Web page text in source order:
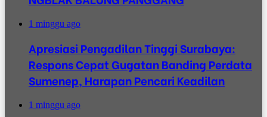
1 minggu ago
Apresiasi Pengadilan Tinggi Surabaya:
Respons Cepat Gugatan Banding Perdata
Sumenep, Harapan Pencari Keadilan
1 minggu ago